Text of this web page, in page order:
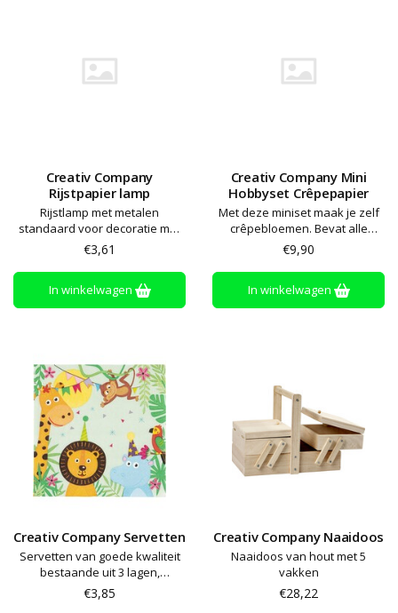
Creativ Company
Rijstpapier lamp
Rijstlamp met metalen
standaard voor decoratie met
Plus Color hobbyverf, viltstift,
decoupage etc.
€3,61
In winkelwagen
Creativ Company Mini
Hobbyset Crêpepapier
Met deze miniset maak je zelf
crêpebloemen. Bevat alle
materialen en instructies die je
nodig hebt
€9,90
In winkelwagen
Creativ Company Servetten
Servetten van goede kwaliteit
bestaande uit 3 lagen,
gemarkeerd aan de randen en
met gedetailleerd ontwerp
€3,85
Creativ Company Naaidoos
Naaidoos van hout met 5
vakken
€28,22